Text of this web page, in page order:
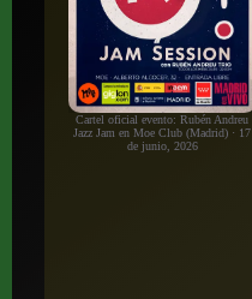
Cartel oficial evento: Rubén Andreu
Jazz Jam en Moe Club (Madrid) · 17
de junio, 2026